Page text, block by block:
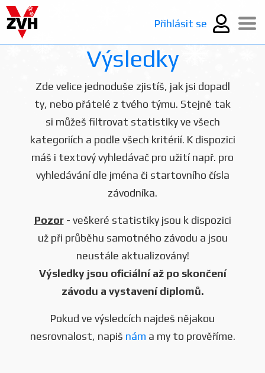
Přihlásit se
Výsledky
Zde velice jednoduše zjistíš, jak jsi dopadl
ty, nebo přátelé z tvého týmu. Stejně tak
si můžeš filtrovat statistiky ve všech
kategoriích a podle všech kritérií. K dispozici
máš i textový vyhledávač pro užití např. pro
vyhledávání dle jména či startovního čísla
závodníka.
Pozor- veškeré statistiky jsou k dispozici
už při průběhu samotného závodu a jsou
neustále aktualizovány!
Výsledky jsou oficiální až po skončení
závodu a vystavení diplomů.
Pokud ve výsledcích najdeš nějakou
nesrovnalost, napiš nám a my to prověříme.